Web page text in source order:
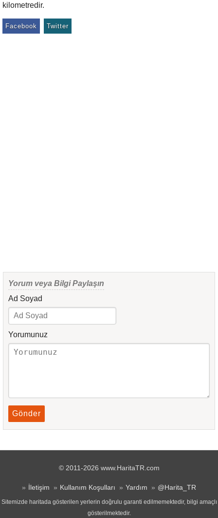
kilometredir.
Facebook Twitter
Yorum veya Bilgi Paylaşın
Ad Soyad
Yorumunuz
Gönder
© 2011-2026 www.HaritaTR.com
İletişim Kullanım Koşulları Yardım @Harita_TR
Sitemizde haritada gösterilen yerlerin doğrulu garanti edilmemektedir, bilgi amaçlı
gösterilmektedir.